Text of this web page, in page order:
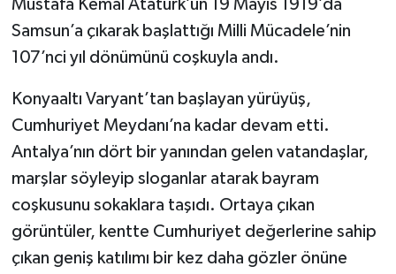
Mustafa Kemal Atatürk’ün 19 Mayıs 1919’da
Samsun’a çıkarak başlattığı Milli Mücadele’nin
107’nci yıl dönümünü coşkuyla andı.
Konyaaltı Varyant’tan başlayan yürüyüş,
Cumhuriyet Meydanı’na kadar devam etti.
Antalya’nın dört bir yanından gelen vatandaşlar,
marşlar söyleyip sloganlar atarak bayram
coşkusunu sokaklara taşıdı. Ortaya çıkan
görüntüler, kentte Cumhuriyet değerlerine sahip
çıkan geniş katılımı bir kez daha gözler önüne